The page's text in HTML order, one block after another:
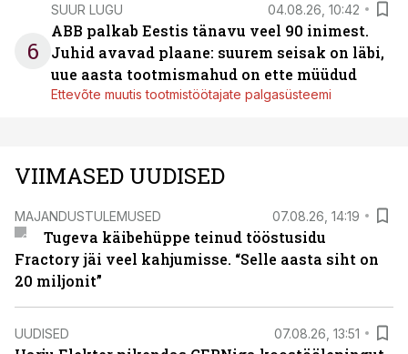
6
SUUR LUGU 04.08.26, 10:42
ABB palkab Eestis tänavu veel 90 inimest.
Juhid avavad plaane: suurem seisak on läbi,
uue aasta tootmismahud on ette müüdud
Ettevõte muutis tootmistöötajate palgasüsteemi
VIIMASED UUDISED
MAJANDUSTULEMUSED 07.08.26, 14:19
Tugeva käibehüppe teinud tööstusidu
Fractory jäi veel kahjumisse. “Selle aasta siht on
20 miljonit”
UUDISED 07.08.26, 13:51